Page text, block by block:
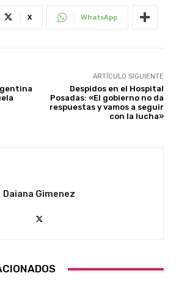
X WhatsApp
ARTÍCULO SIGUIENTE
Despidos en el Hospital
Posadas: «El gobierno no da
respuestas y vamos a seguir
con la lucha»
Daiana Gimenez